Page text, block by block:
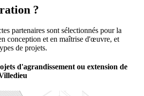
?
partenaires sont sélectionnés pour la
conception et en maîtrise d'œuvre, et
de projets.
d'agrandissement ou extension de